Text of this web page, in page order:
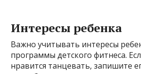
Интересы ребенка
Важно учитывать интересы
программы детского фитнеса.
нравится танцевать, запишите